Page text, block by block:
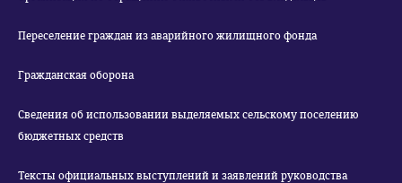
Переселение граждан из аварийного жилищного фонда
Гражданская оборона
Сведения об использовании выделяемых сельскому поселению
бюджетных средств
Тексты официальных выступлений и заявлений руководства